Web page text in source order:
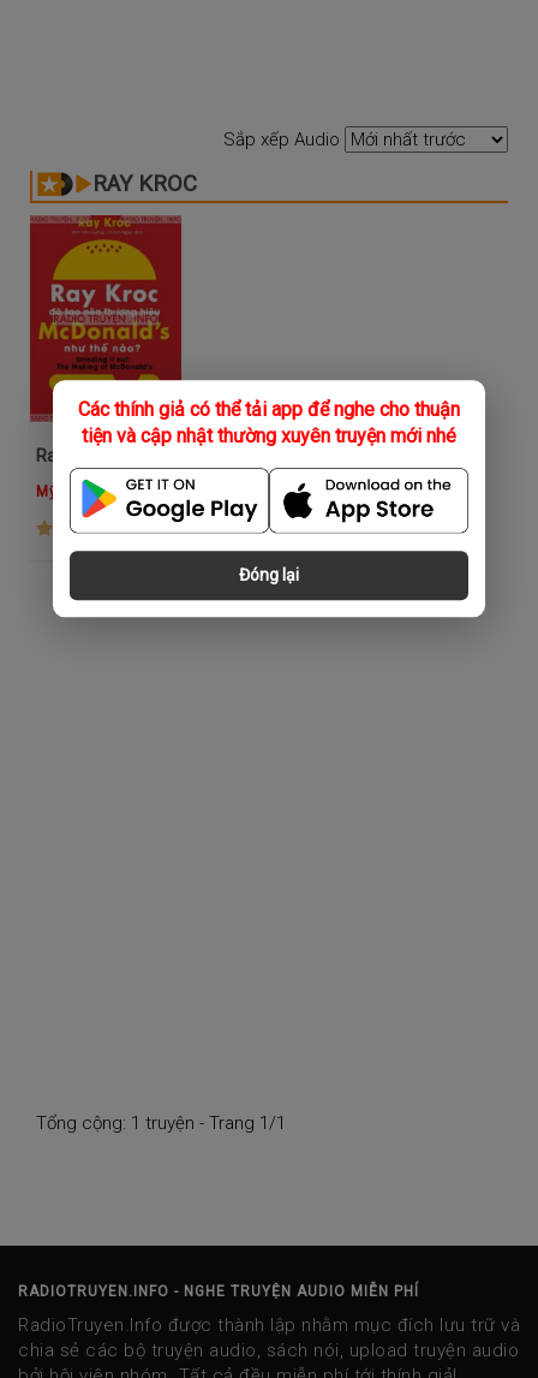
Các thính giả có thể tải app để nghe cho thuận
tiện và cập nhật thường xuyên truyện mới nhé
Đóng lại
Sắp xếp Audio
RAY KROC
Mỹ Hiền
Tổng cộng: 1 truyện - Trang 1/1
RADIOTRUYEN.INFO - NGHE TRUYỆN AUDIO MIỄN PHÍ
RadioTruyen.Info được thành lập nhằm mục đích lưu trữ và
chia sẻ các bộ truyện audio, sách nói, upload truyện audio